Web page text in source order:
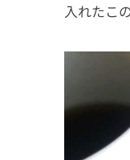
入れたこ